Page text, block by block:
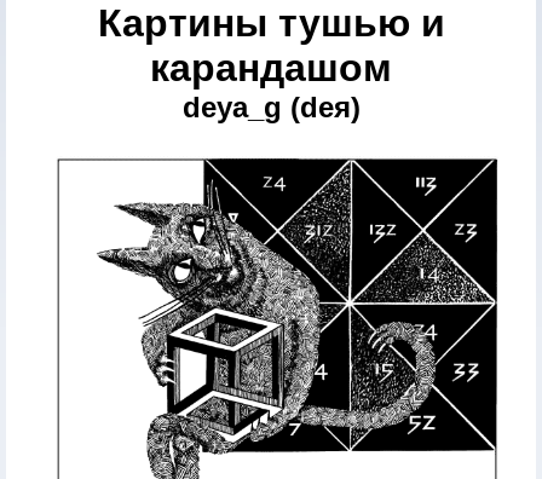
Картины тушью и
карандашом
deya_g (deя)